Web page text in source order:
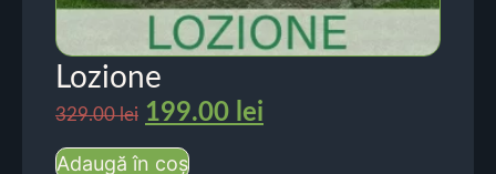
Lozione
329.00lei 199.00 lei
Adaugă în coș